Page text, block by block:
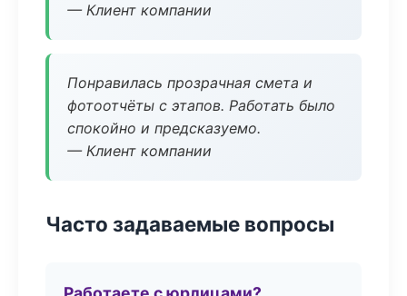
— Клиент компании
Понравилась прозрачная смета и
фотоотчёты с этапов. Работать было
спокойно и предсказуемо.
— Клиент компании
Часто задаваемые вопросы